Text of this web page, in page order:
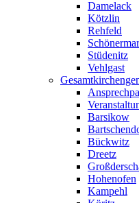
Damelack
Kötzlin
Rehfeld
Stüdenitz
Vehlgast
Barsikow
Bückwitz
Dreetz
Hohenofen
Kampehl